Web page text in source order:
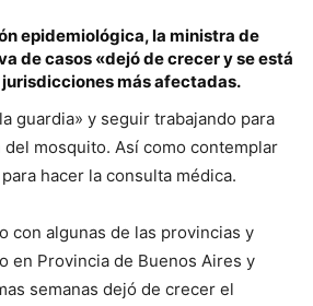
epidemiológica, la ministra de
de casos «dejó de crecer y se está
más afecta­das.
guardia» y seguir trabajando para
mosquito. Así como contemplar
hacer la consulta médica.
con algunas de las provincias y
en Provincia de Buenos Aires y
semanas dejó de crecer el